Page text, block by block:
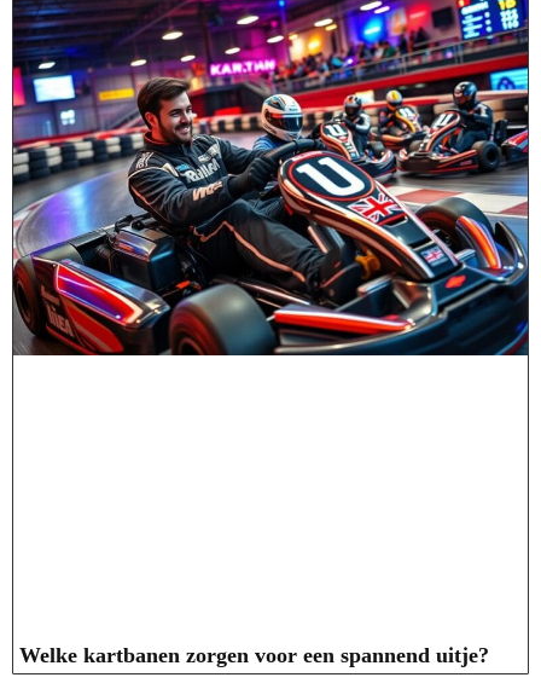
Welke kartbanen zorgen voor een spannend uitje?